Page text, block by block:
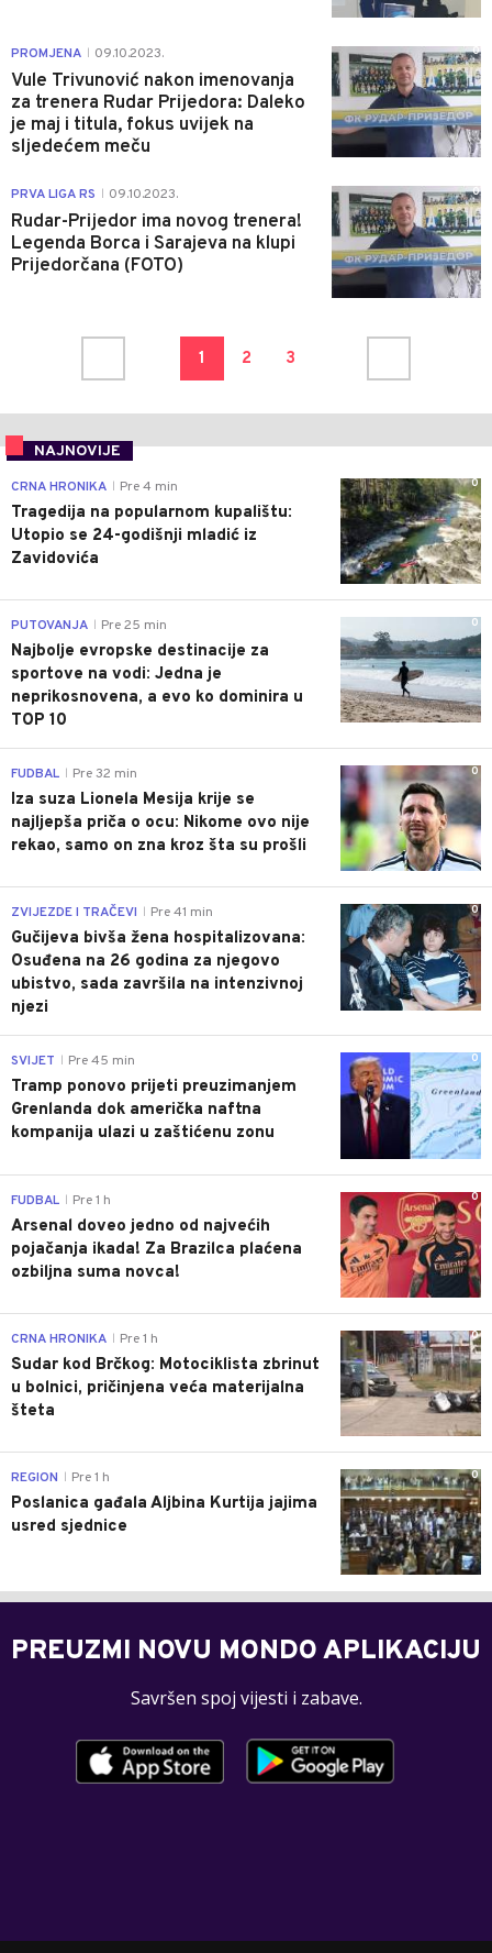
PROMJENA 09.10.2023.
Vule Trivunović nakon imenovanja
za trenera Rudar Prijedora: Daleko
je maj i titula, fokus uvijek na
sljedećem meču
0
PRVA LIGA RS 09.10.2023.
Rudar-Prijedor ima novog trenera!
Legenda Borca i Sarajeva na klupi
Prijedorčana (FOTO)
0
1 2 3
NAJNOVIJE
0
CRNA HRONIKA Pre 4 min
Tragedija na popularnom kupalištu:
Utopio se 24-godišnji mladić iz
Zavidovića
0
PUTOVANJA Pre 25 min
Najbolje evropske destinacije za
sportove na vodi: Jedna je
neprikosnovena, a evo ko dominira u
TOP 10
0
FUDBAL Pre 32 min
Iza suza Lionela Mesija krije se
najljepša priča o ocu: Nikome ovo nije
rekao, samo on zna kroz šta su prošli
0
ZVIJEZDE I TRAČEVI Pre 41 min
Gučijeva bivša žena hospitalizovana:
Osuđena na 26 godina za njegovo
ubistvo, sada završila na intenzivnoj
njezi
0
SVIJET Pre 45 min
Tramp ponovo prijeti preuzimanjem
Grenlanda dok američka naftna
kompanija ulazi u zaštićenu zonu
0
FUDBAL Pre 1 h
Arsenal doveo jedno od najvećih
pojačanja ikada! Za Brazilca plaćena
ozbiljna suma novca!
0
CRNA HRONIKA Pre 1 h
Sudar kod Brčkog: Motociklista zbrinut
u bolnici, pričinjena veća materijalna
šteta
0
REGION Pre 1 h
Poslanica gađala Aljbina Kurtija jajima
usred sjednice
PREUZMI NOVU MONDO APLIKACIJU
Savršen spoj vijesti i zabave.